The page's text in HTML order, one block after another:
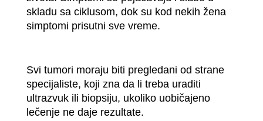
skladu sa ciklusom, dok su kod nekih žena
simptomi prisutni sve vreme.
Svi tumori moraju biti pregledani od strane
specijaliste, koji zna da li treba uraditi
ultrazvuk ili biopsiju, ukoliko uobičajeno
lečenje ne daje rezultate.